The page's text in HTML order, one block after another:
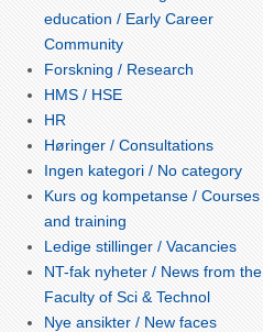
education / Early Career
Community
Forskning / Research
HMS / HSE
HR
Høringer / Consultations
Ingen kategori / No category
Kurs og kompetanse / Courses
and training
Ledige stillinger / Vacancies
NT-fak nyheter / News from the
Faculty of Sci & Technol
Nye ansikter / New faces